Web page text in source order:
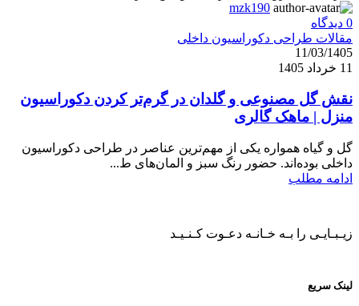
mzk190
0 دیدگاه
مقالات طراحی دکوراسیون داخلی
11/03/1405
11 خرداد 1405
نقش گل مصنوعی و گلدان در گرم‌تر کردن دکوراسیون
منزل | ماهک گالری
گل و گیاه همواره یکی از مهم‌ترین عناصر در طراحی دکوراسیون
داخلی بوده‌اند. حضور رنگ سبز و المان‌های ط...
ادامه مطلب
زیـبـایـی را بـه خـانـه دعـوت کـنـیـد
لینک سریع